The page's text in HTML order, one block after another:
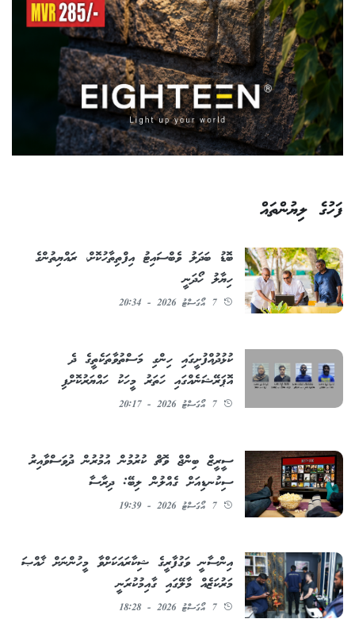
ފަހުގެ ލިޔުންތައް
ބޮޑު ބަދަލު ވެބްސައިޓު އިފްތިތާހުކޮށް، ރައްޔިތުންގެ
ހިޔާލު ހޯދަނީ
7 އޯގަސްޓު 2026 - 20:34
ކުޅުދުއްފުށީގައި ހިންގި މަސްތުވާތަކެތީގެ ދެ
އޮޕަރޭޝަނެއްގައި ހަތަރު މީހަކު ހައްޔަރުކޮށްފި
7 އޯގަސްޓު 2026 - 20:17
ސީރީޒް ބިންޖް ވޮޗް ކުރުމުން އުމުރުން ދުވަސްވާއިރު
ސިކުނޑިއަށް ގެއްލުން ލިބޭ: ދިރާސާ
7 އޯގަސްޓު 2026 - 19:39
އިންސާނީ ވަގުފާރީގެ ޝިކާރައަކަށްވާ މީހުންނަށް ޚާއްޞަ
މަރުކަޒެއް މާލޭގައި ގާއިމުކުރަނީ
7 އޯގަސްޓު 2026 - 18:28